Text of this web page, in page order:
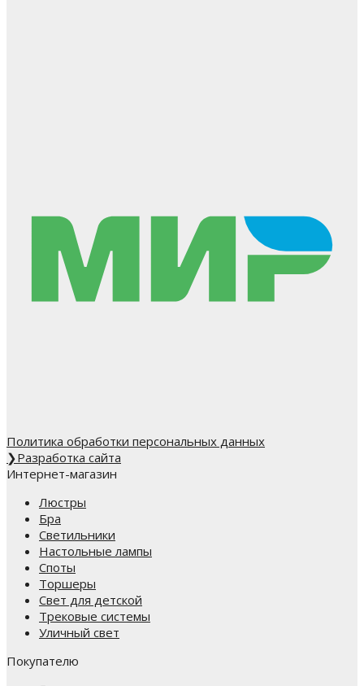
Политика обработки персональных данных
❯Разработка сайта
Интернет-магазин
Люстры
Бра
Светильники
Настольные лампы
Споты
Торшеры
Свет для детской
Трековые системы
Уличный свет
Покупателю